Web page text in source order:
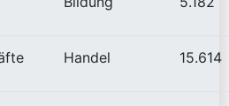
Handel 15.614